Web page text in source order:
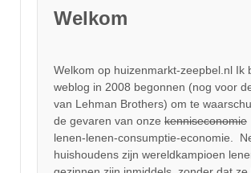
Welkom
Welkom op huizenmarkt-zeepbel.nl Ik
weblog in 2008 begonnen (nog voor
van Lehman Brothers) om te
de gevaren van onze kenniseconomie
lenen-lenen-consumptie-economie.
huishoudens zijn wereldkampioen